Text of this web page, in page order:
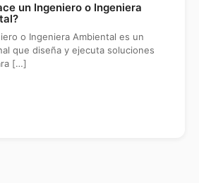
un Ingeniero o Ingeniera
o Ingeniera Ambiental es un
que diseña y ejecuta soluciones
[…]